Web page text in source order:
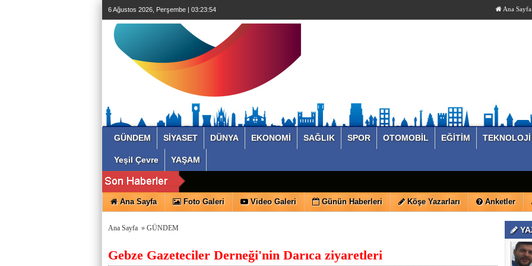
6 Ağustos 2026, Perşembe | 03:23:55 Ana Sayfa
GÜNDEM SİYASET DÜNYA EKONOMİ SAĞLIK SPOR OTOMOBİL EĞİTİM TEKNOLOJİ
Yeşil Çevre YAŞAM
Ana Sayfa Foto Galeri Video Galeri Günün Haberleri Köşe Yazarları Anketler
Ana Sayfa » GÜNDEM
Gebze Gazeteciler Derneği'nin Darıca ziyaretleri